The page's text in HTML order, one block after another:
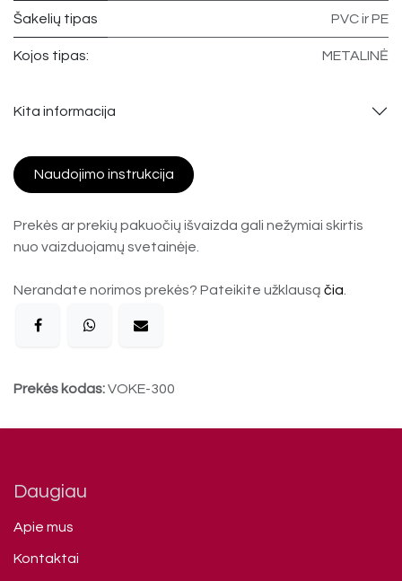
Šakelių tipas PVC ir PE
Kojos tipas: METALINĖ
Kita informacija
Naudojimo instrukcija
Prekės ar prekių pakuočių išvaizda gali nežymiai skirtis
nuo vaizduojamų svetainėje.
Nerandate norimos prekės? Pateikite užklausą čia
Prekės kodas:VOKE-300
Daugiau
Apie mus
Kontaktai